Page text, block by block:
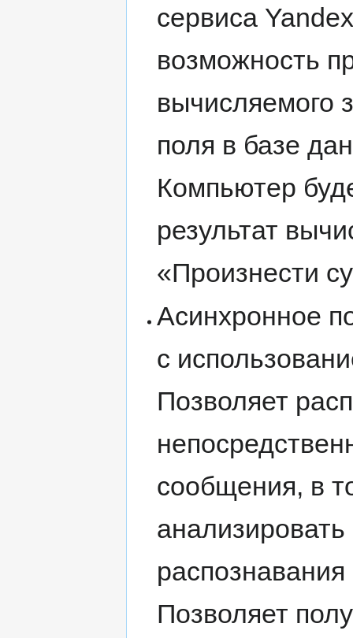
сервиса
возможность
вычисляемого
поля в базе
Компьютер
результат
«Произнести
Асинхронное
с
Позволяет
сообщения, в
Позволяет